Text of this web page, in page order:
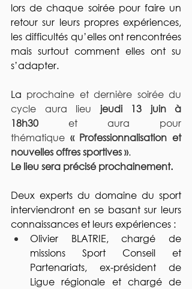
lors de chaque soirée pour faire un
retour sur leurs propres expériences,
les difficultés qu’elles ont rencontrées
mais surtout comment elles ont su
s’adapter.
La prochaine et dernière soirée du
cycle aura lieu jeudi 13 juin à
18h30 et aura pour
thématique « Professionnalisation et
nouvelles offres sportives ».
Le lieu sera précisé prochainement.
Deux experts du domaine du sport
interviendront en se basant sur leurs
connaissances et leurs expériences :
Olivier BLATRIE, chargé de
missions Sport Conseil et
Partenariats, ex-président de
Ligue régionale et chargé de